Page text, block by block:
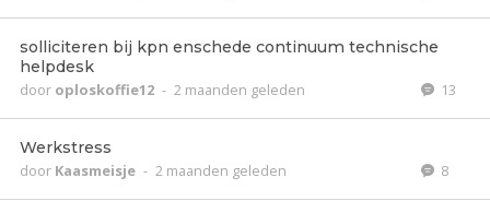
solliciteren bij kpn enschede continuum technische
helpdesk
door oploskoffie12 - 2 maanden geleden 13
Werkstress
door Kaasmeisje - 2 maanden geleden 8